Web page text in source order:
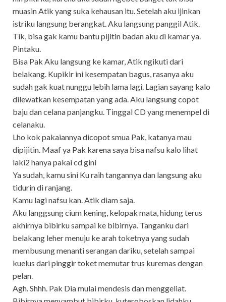
muasin Atik yang suka kehausan itu. Setelah aku ijinkan
istriku langsung berangkat. Aku langsung panggil Atik.
Tik, bisa gak kamu bantu pijitin badan aku di kamar ya.
Pintaku.
Bisa Pak Aku langsung ke kamar, Atik ngikuti dari
belakang. Kupikir ini kesempatan bagus, rasanya aku
sudah gak kuat nunggu lebih lama lagi. Lagian sayang kalo
dilewatkan kesempatan yang ada. Aku langsung copot
baju dan celana panjangku. Tinggal CD yang menempel di
celanaku.
Lho kok pakaiannya dicopot smua Pak, katanya mau
dipijitin. Maaf ya Pak karena saya bisa nafsu kalo lihat
laki2 hanya pakai cd gini
Ya sudah, kamu sini Ku raih tangannya dan langsung aku
tidurin di ranjang.
Kamu lagi nafsu kan. Atik diam saja.
Aku langgsung cium kening, kelopak mata, hidung terus
akhirnya bibirku sampai ke bibirnya. Tanganku dari
belakang leher menuju ke arah toketnya yang sudah
membusung menanti serangan dariku, setelah sampai
kuelus dari pinggir toket memutar trus kuremas dengan
pelan.
Agh. Shhh. Pak Dia mulai mendesis dan menggeliat.